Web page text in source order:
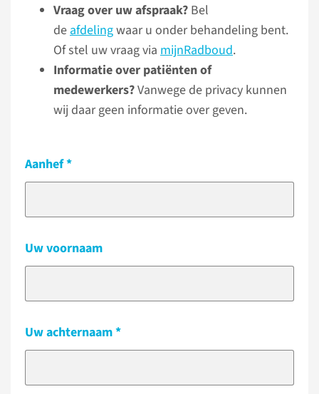
Vraag over uw afspraak? Bel
deafdelingwaar u onder behandeling bent.
Of stel uw vraag via mijnRadboud.
Informatie over patiënten of
medewerkers?Vanwege de privacy kunnen
wij daar geen informatie over geven.
Aanhef
Uw voornaam
Uw achternaam